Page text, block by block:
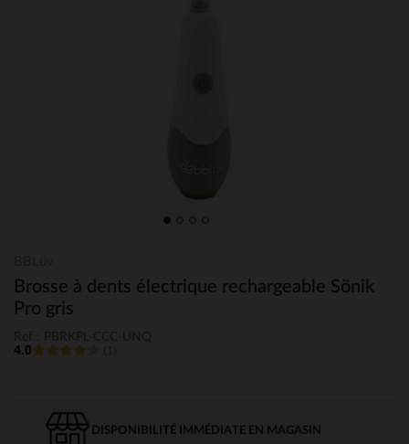
Brosse à dents électrique rechargeable Sönik
Pro gris
4.0
DISPONIBILITÉ IMMÉDIATE EN MAGASIN